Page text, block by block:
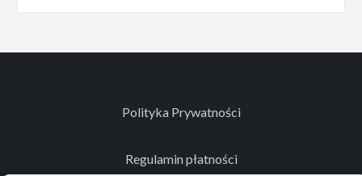
Polityka Prywatności
Regulamin płatności